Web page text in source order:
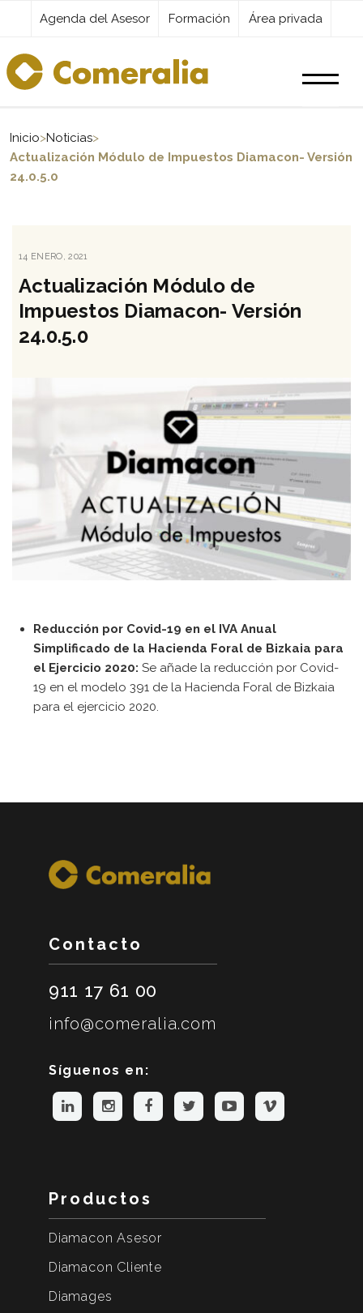
Agenda del Asesor Formación Área privada
Productos
Actualidad
Kit Digital
[searchwp_form id=1]
Inicio>Noticias>
Actualización Módulo de Impuestos Diamacon- Versión
24.0.5.0
PUBLICADO
14 ENERO, 2021
Actualización Módulo de
Impuestos Diamacon- Versión
24.0.5.0
Reducción por Covid-19 en el IVA Anual
Simplificado de la Hacienda Foral de Bizkaia para
el Ejercicio 2020: Se añade la reducción por Covid-
19 en el modelo 391 de la Hacienda Foral de Bizkaia
para el ejercicio 2020.
Contacto
911 17 61 00
info@comeralia.com
Síguenos en:
Productos
Diamacon Asesor
Diamacon Cliente
Diamages